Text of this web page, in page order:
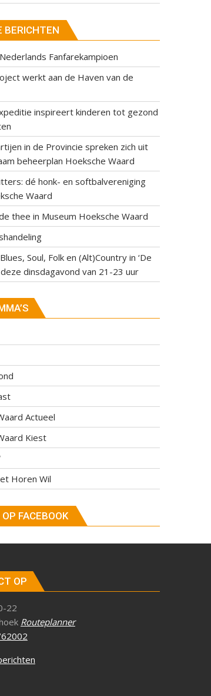
BERICHTEN
Fanfarekampioen
werkt aan de Haven van de
inspireert kinderen tot gezond
in de Provincie spreken zich uit
beheerplan Hoeksche Waard
dé honk- en softbalvereniging
Waard
thee in Museum Hoeksche Waard
Soul, Folk en (Alt)Country in ‘De
deze dinsdagavond van 21-23 uur
Actueel
Kiest
Horen Wil
FACEBOOK
OP
22
Routeplanner